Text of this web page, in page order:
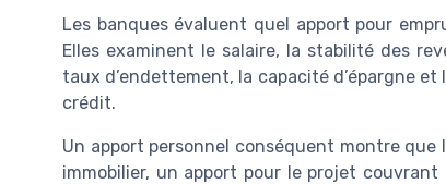
Les banques évaluent quel apport pour
Elles examinent le salaire, la stabilité des
taux d’endettement, la capacité d’épargne
crédit.
Un apport personnel conséquent montre
immobilier, un apport pour le projet